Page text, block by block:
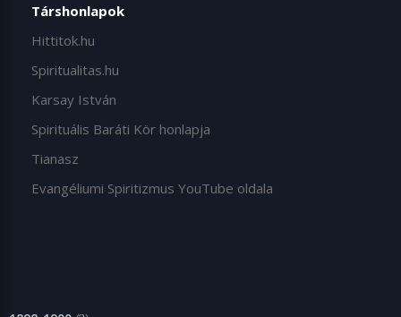
Társhonlapok
Hittitok.hu
Spiritualitas.hu
Karsay István
Spirituális Baráti Kör honlapja
Tianasz
Evangéliumi Spiritizmus YouTube oldala